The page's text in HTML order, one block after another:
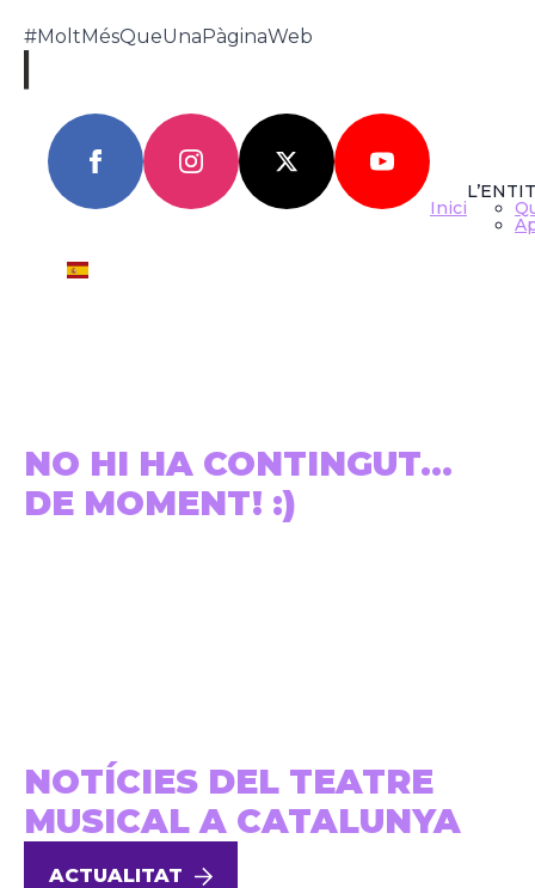
#MoltMésQueUnaPàginaWeb
Inici
MARC PUNTOS
Tornar
NO HI HA CONTINGUT...
DE MOMENT! :)
NOTÍCIES DEL TEATRE
MUSICAL A CATALUNYA
ACTUALITAT